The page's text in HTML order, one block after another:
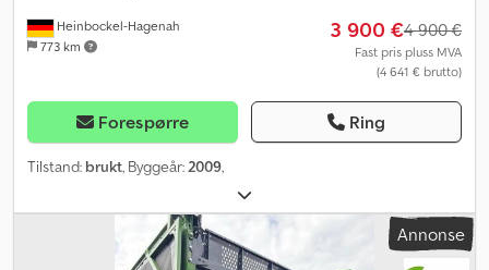
Heinbockel-Hagenah
773 km
3 900 €4 900 €
Fast pris pluss MVA
(4 641 € brutto)
Forespørre Ring
Tilstand: brukt, Byggeår:2009,
Annonse